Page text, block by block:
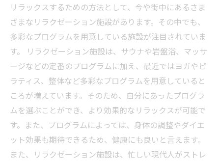
リラックスするための方法として、今や街中にあるさま
ざまなリラクゼーション施設があります。その中でも、
多彩なプログラムを用意している施設が注目されていま
す。 リラクゼーション施設は、サウナや岩盤浴、マッサ
ージなどの定番のプログラムに加え、最近ではヨガやピ
ラティス、整体など多彩なプログラムを用意していると
ころが増えています。そのため、自分にあったプログラ
ムを選ぶことができ、より効果的なリラックスが可能で
す。また、プログラムによっては、身体の調整やダイエ
ット効果も期待できるため、健康にも良いと言えます。
また、リラクゼーション施設は、忙しい現代人がストレ